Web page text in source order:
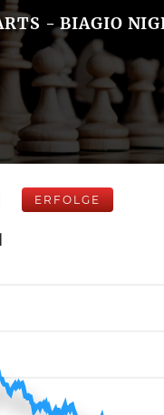
- BIAGIO
ERFOLGE